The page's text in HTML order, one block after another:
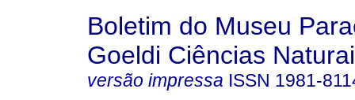
Boletim do Museu
Goeldi Ciências
versão impressa ISSN 1981-